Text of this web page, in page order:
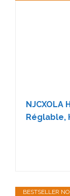
NJCXOLA
Réglable,
BESTSELLER